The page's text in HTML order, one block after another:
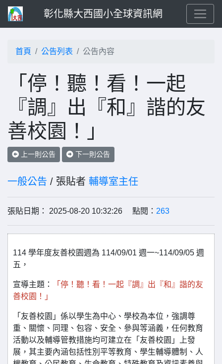
彰化縣大西國小全球資訊網
首頁 公告列表 公告內容
「停！聽！看！一起
『調』出『和』諧的友
善校園！」
上一則公告 下一則公告
一般公告 / 張貼者 輔導室主任
張貼日期： 2025-08-20 10:32:26 點閱： 263
114 學年度友善校園週為 114/09/01 週一~114/09/05 週
五，
宣導主題：
「停！聽！看！一起『調』出『和』諧的友
善校園！」
「友善校園」係以學生為中心、學校為本位，強調尊
重、關懷、同理、包容、安全、參與等涵義，任何教育
活動以及輔導管教措施均可建立在「友善校園」上發
展，其主要內涵包括性別平等教育、學生輔導體制、人